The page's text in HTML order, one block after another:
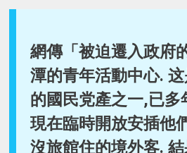
網傳「被迫遷入政府
潭的青年活動中心.
的國民党產之一,已多
現在臨時開放安插他
沒旅館住的境外客.